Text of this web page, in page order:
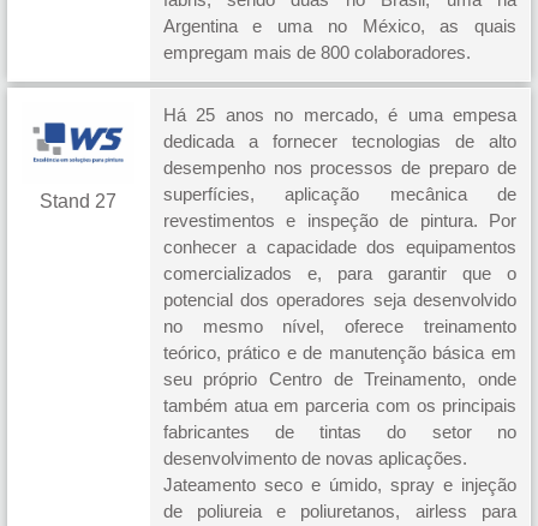
Argentina e uma no México, as quais
empregam mais de 800 colaboradores.
Stand 27
Há 25 anos no mercado, é uma empesa
dedicada a fornecer tecnologias de alto
desempenho nos processos de preparo de
superfícies, aplicação mecânica de
revestimentos e inspeção de pintura. Por
conhecer a capacidade dos equipamentos
comercializados e, para garantir que o
potencial dos operadores seja desenvolvido
no mesmo nível, oferece treinamento
teórico, prático e de manutenção básica em
seu próprio Centro de Treinamento, onde
também atua em parceria com os principais
fabricantes de tintas do setor no
desenvolvimento de novas aplicações.
Jateamento seco e úmido, spray e injeção
de poliureia e poliuretanos, airless para